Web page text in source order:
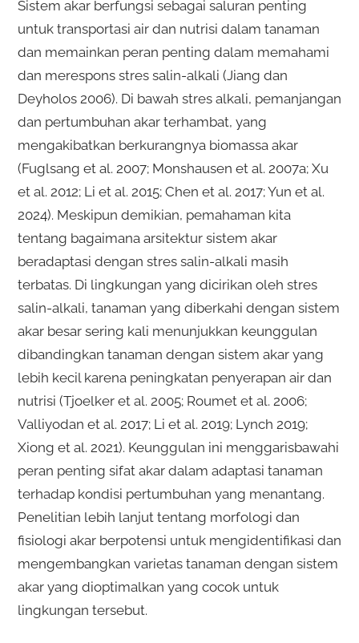
Sistem akar berfungsi sebagai saluran penting
untuk transportasi air dan nutrisi dalam tanaman
dan memainkan peran penting dalam memahami
dan merespons stres salin-alkali (Jiang dan
Deyholos 2006). Di bawah stres alkali, pemanjangan
dan pertumbuhan akar terhambat, yang
mengakibatkan berkurangnya biomassa akar
(Fuglsang et al. 2007; Monshausen et al. 2007a; Xu
et al. 2012; Li et al. 2015; Chen et al. 2017; Yun et al.
2024). Meskipun demikian, pemahaman kita
tentang bagaimana arsitektur sistem akar
beradaptasi dengan stres salin-alkali masih
terbatas. Di lingkungan yang dicirikan oleh stres
salin-alkali, tanaman yang diberkahi dengan sistem
akar besar sering kali menunjukkan keunggulan
dibandingkan tanaman dengan sistem akar yang
lebih kecil karena peningkatan penyerapan air dan
nutrisi (Tjoelker et al. 2005; Roumet et al. 2006;
Valliyodan et al. 2017; Li et al. 2019; Lynch 2019;
Xiong et al. 2021). Keunggulan ini menggarisbawahi
peran penting sifat akar dalam adaptasi tanaman
terhadap kondisi pertumbuhan yang menantang.
Penelitian lebih lanjut tentang morfologi dan
fisiologi akar berpotensi untuk mengidentifikasi dan
mengembangkan varietas tanaman dengan sistem
akar yang dioptimalkan yang cocok untuk
lingkungan tersebut.